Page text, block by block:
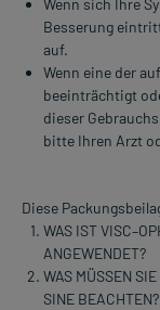
Wenn sich Ihre
Besserung
auf.
Wenn eine der
beeinträchtigt
dieser
bitte Ihren Arzt
Diese
WAS IST
ANGEWENDET?
WAS MÜSSEN
SINE BEACHTEN?